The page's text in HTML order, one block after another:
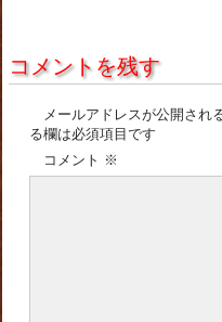
コメントを残す
メールアドレスが公開され
る欄は必須項目です
コメント ※